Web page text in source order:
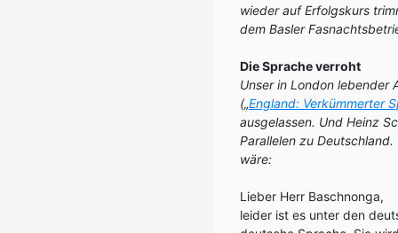
wieder auf Erfolgskurs
dem Basler
Die Sprache verroht
Unser in London lebender
(„England: Verkümmerter
ausgelassen. Und Heinz
Parallelen zu
wäre:
Lieber Herr Baschnonga,
leider ist es unter den